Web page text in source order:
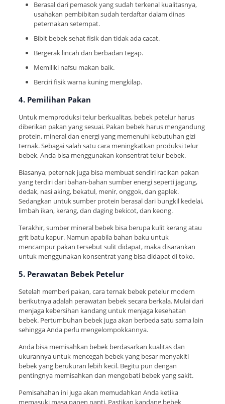
Berasal dari pemasok yang sudah terkenal kualitasnya,
usahakan pembibitan sudah terdaftar dalam dinas
peternakan setempat.
Bibit bebek sehat fisik dan tidak ada cacat.
Bergerak lincah dan berbadan tegap.
Memiliki nafsu makan baik.
Berciri fisik warna kuning mengkilap.
4. Pemilihan Pakan
Untuk memproduksi telur berkualitas, bebek petelur harus
diberikan pakan yang sesuai. Pakan bebek harus mengandung
protein, mineral dan energi yang memenuhi kebutuhan gizi
ternak. Sebagai salah satu cara meningkatkan produksi telur
bebek, Anda bisa menggunakan konsentrat telur bebek.
Biasanya, peternak juga bisa membuat sendiri racikan pakan
yang terdiri dari bahan-bahan sumber energi seperti jagung,
dedak, nasi aking, bekatul, menir, onggok, dan gaplek.
Sedangkan untuk sumber protein berasal dari bungkil kedelai,
limbah ikan, kerang, dan daging bekicot, dan keong.
Terakhir, sumber mineral bebek bisa berupa kulit kerang atau
grit batu kapur. Namun apabila bahan baku untuk
mencampur pakan tersebut sulit didapat, maka disarankan
untuk menggunakan konsentrat yang bisa didapat di toko.
5. Perawatan Bebek Petelur
Setelah memberi pakan, cara ternak bebek petelur modern
berikutnya adalah perawatan bebek secara berkala. Mulai dari
menjaga kebersihan kandang untuk menjaga kesehatan
bebek. Pertumbuhan bebek juga akan berbeda satu sama lain
sehingga Anda perlu mengelompokkannya.
Anda bisa memisahkan bebek berdasarkan kualitas dan
ukurannya untuk mencegah bebek yang besar menyakiti
bebek yang berukuran lebih kecil. Begitu pun dengan
pentingnya memisahkan dan mengobati bebek yang sakit.
Pemisahahan ini juga akan memudahkan Anda ketika
memasuki masa panen nanti. Pastikan kandang bebek